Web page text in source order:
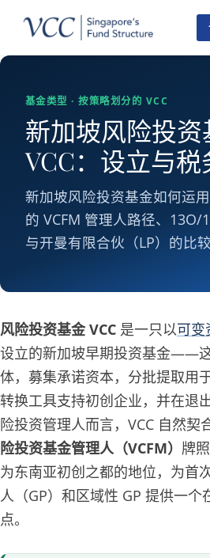
容
基金类型 · 按策略划分的 VCC
新加坡风险投资
VCC：设立与税
新加坡风险投资基金如何运
的 VCFM 管理人路径、13O/
与开曼有限合伙（LP）的比较
风险投资基金 VCC 是一只以可变
设立的新加坡早期投资基金——
体，募集承诺资本，分批提取用
转换工具支持初创企业，并在退
险投资管理人而言，VCC 自然契
险投资基金管理人（VCFM） 牌
为东南亚初创之都的地位，为首
人（GP）和区域性 GP 提供一个
点。